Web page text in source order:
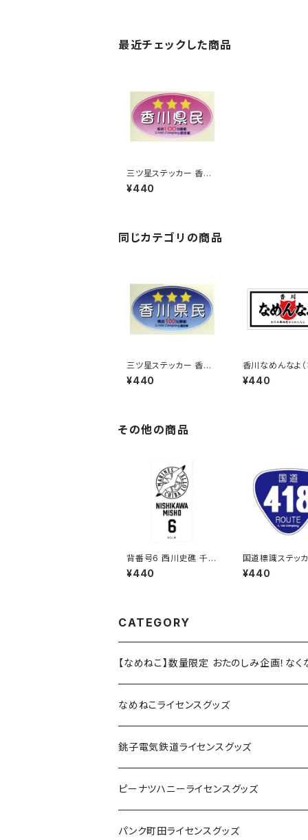
最近チェックした商品
三ツ星ステッカー 香川
県民(ピンク)
¥440
同じカテゴリの商品
三ツ星ステッカー 香川
県民(ブルー)
¥440
香川なめんなよ
こ）ご当地ステ
3
¥440
その他の商品
背番号6 西川史礁 千葉
ロッテマリーンズ 選手
ステッカー（ホワイトB)
¥440
国道標識ステッ
8号線
¥440
CATEGORY
【なめねこ】数量限定 おたのしみ企画！な
なめねこライセンスグッズ
Tシャツ
キャップ
ステッカー
銚子電気鉄道ライセンスグッズ
ステッカー
缶バッジ
ピーナツハニーライセンスグッズ
Tシャツ
パンク町田ライセンスグッズ